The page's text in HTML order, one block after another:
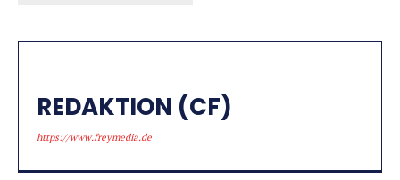
REDAKTION (CF)
https://www.freymedia.de